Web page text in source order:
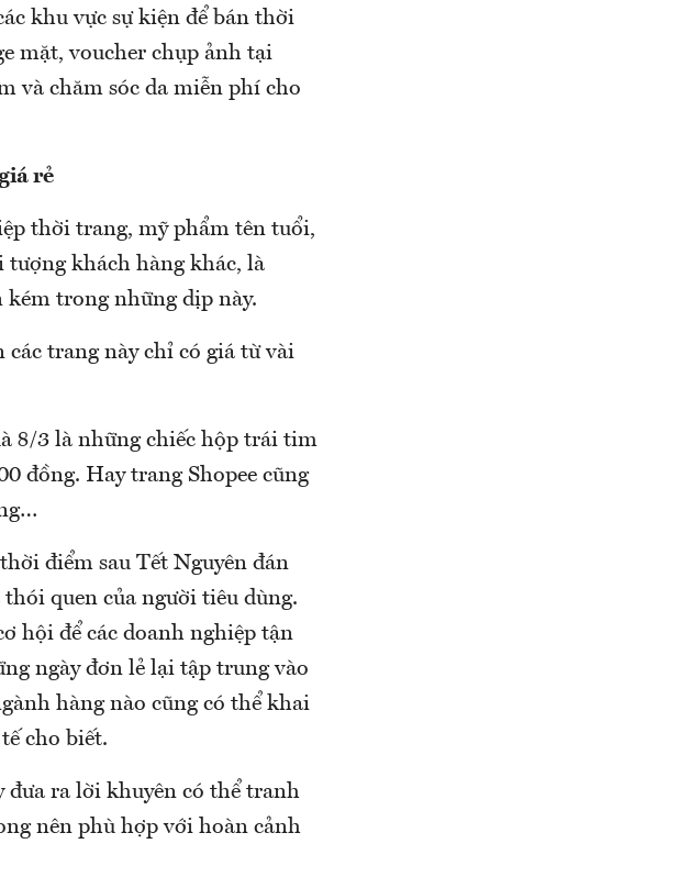
khu vực sự kiện để bán thời
mặt, voucher chụp ảnh tại
và chăm sóc da miễn phí cho
rẻ
thời trang, mỹ phẩm tên tuổi,
khách hàng khác, là
trong những dịp này.
các trang này chỉ có giá từ vài
8/3 là những chiếc hộp trái tim
đồng. Hay trang Shopee cũng
điểm sau Tết Nguyên đán
quen của người tiêu dùng.
hội để các doanh nghiệp tận
ngày đơn lẻ lại tập trung vào
hàng nào cũng có thể khai
cho biết.
đưa ra lời khuyên có thể tranh
nên phù hợp với hoàn cảnh